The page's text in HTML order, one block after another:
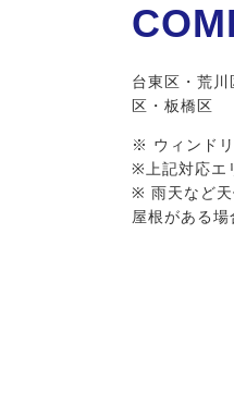
台東区・荒
区・板橋区
※ ウィンド
※上記対応エ
※ 雨天など天
屋根がある場